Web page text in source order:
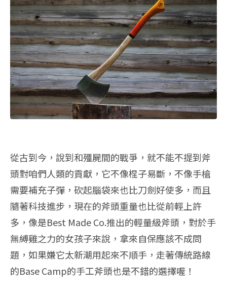
從古到今，說到和殭屍間的戰爭，就不能不提到斧
頭對咱們人類的貢獻，它不像棍子易斷，不像手槍
需要補充子彈，砍起腦袋來也比刀劍好使多，而且
隨著科技進步，現在的斧頭重量也比從前輕上許
多，像是Best Made Co.推出的輕量級斧頭，對於手
無縛雞之力的女孩子來說，拿來自保應該不成問
題，如果嫌它太新潮用起來不順手，走著傳統路線
的Base Camp的手工斧頭也是不錯的選擇喔！